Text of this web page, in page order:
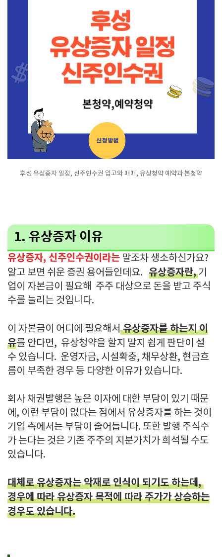
후성 유상증자 일정, 신주인수권 입고와 매매, 유상청약 예약과 본청약
1. 유상증자 이유
유상증자, 신주인수권이라는 말조차 생소하신가요?
알고 보면 쉬운 증권 용어들인데요. 유상증자란, 기
업이 자본금이 필요해 주주 대상으로 돈을 받고 주식
수를 늘리는 것입니다.
이 자본금이 어디에 필요해서유상증자를 하는지 이
유를 안다면, 유상청약을 할지 말지 쉽게 판단이 설
수 있습니다. 운영자금, 시설확충, 채무상환, 현금흐
름이 부족한 경우 등 다양한 이유가 있습니다.
회사 채권발행은 높은 이자에 대한 부담이 있기 때문
에, 이런 부담이 없다는 점에서 유상증자를 하는 것이
기업 측에서는 부담이 줄어듭니다. 또한 발행 주식수
가 는다는 것은 기존 주주의 지분가치가 희석될 수도
있습니다.
대체로 유상증자는 악재로 인식이 되기도 하는데,
경우에 따라 유상증자 목적에 따라 주가가 상승하는
경우도 있습니다.